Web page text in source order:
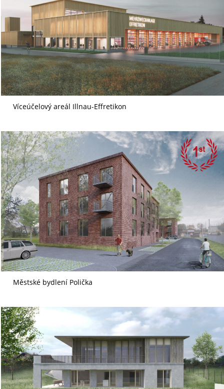
Víceúčelový areál Illnau-Effretikon
Městské bydlení Polička